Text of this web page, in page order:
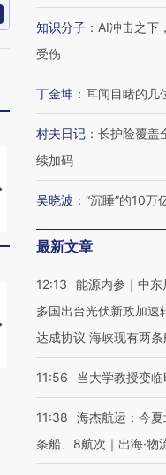
视线｜HYROX的吸金
术：是什么让中产们甘
粒摇
【推广】走进第四届链博
会，让数智科技“链”接产
【特
有意
知识分子 ： AI冲击之下
受伤
丁金坤 ： 耳闻目睹的几
村夫日记 ： 长护险覆盖
续加码
吴晓波 ： “沉睡”的10万
最新文章
12:13
能源内参｜中
多国出台光伏新政加速
达成协议 海峡现有两
11:56 当大学教授变
11:38
海杰航运：今
条船、8航次｜出海·物